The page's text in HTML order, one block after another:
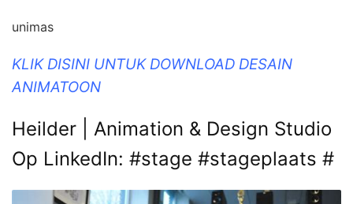
unimas
KLIK DISINI UNTUK DOWNLOAD DESAIN
ANIMATOON
Heilder | Animation & Design Studio
Op LinkedIn: #stage #stageplaats #